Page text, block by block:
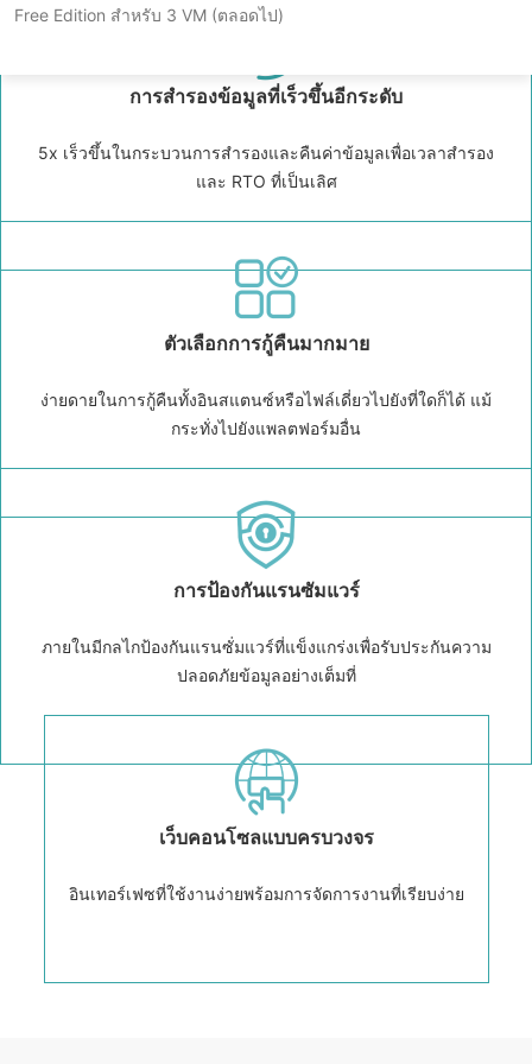
Free Edition สำหรับ 3 VM (ตลอดไป)
การสำรองข้อมูลที่เร็วขึ้นอีกระดับ
5x เร็วขึ้นในกระบวนการสำรองและคืนค่าข้อมูลเพื่อเวลาสำรอง
และ RTO ที่เป็นเลิศ
ตัวเลือกการกู้คืนมากมาย
ง่ายดายในการกู้คืนทั้งอินสแตนซ์หรือไฟล์เดี่ยวไปยังที่ใดก็ได้ แม้
กระทั่งไปยังแพลตฟอร์มอื่น
การป้องกันแรนซัมแวร์
ภายในมีกลไกป้องกันแรนซั่มแวร์ที่แข็งแกร่งเพื่อรับประกันความ
ปลอดภัยข้อมูลอย่างเต็มที่
เว็บคอนโซลแบบครบวงจร
อินเทอร์เฟซที่ใช้งานง่ายพร้อมการจัดการงานที่เรียบง่าย